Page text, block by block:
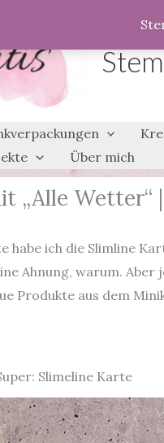
Über mich
„Alle
habe ich die Slimline
Ahnung, warum.
Produkte aus dem
Slimeline Karte